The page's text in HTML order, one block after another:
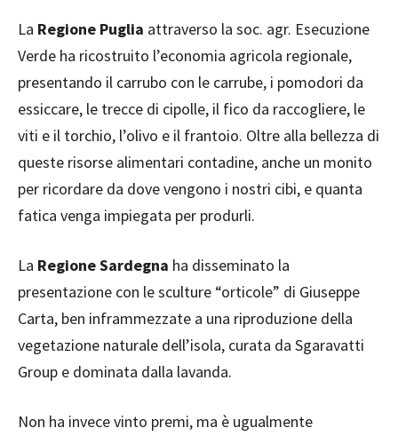
La Regione Puglia attraverso la soc. agr. Esecuzione
Verde ha ricostruito l’economia agricola regionale,
presentando il carrubo con le carrube, i pomodori da
essiccare, le trecce di cipolle, il fico da raccogliere, le
viti e il torchio, l’olivo e il frantoio. Oltre alla bellezza di
queste risorse alimentari contadine, anche un monito
per ricordare da dove vengono i nostri cibi, e quanta
fatica venga impiegata per produrli.
La Regione Sardegna ha disseminato la
presentazione con le sculture “orticole” di Giuseppe
Carta, ben inframmezzate a una riproduzione della
vegetazione naturale dell’isola, curata da Sgaravatti
Group e dominata dalla lavanda.
Non ha invece vinto premi, ma è ugualmente